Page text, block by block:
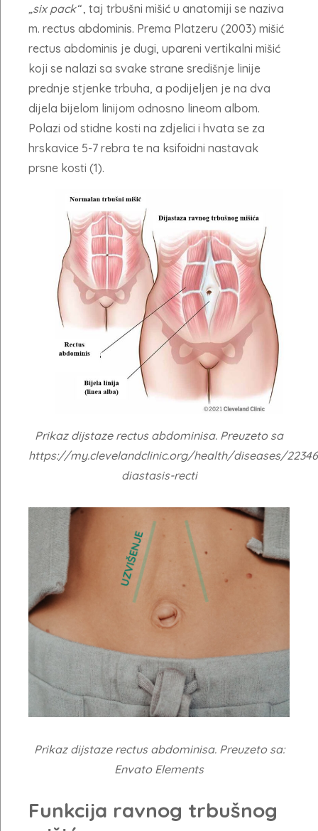
„six pack“, taj trbušni mišić u anatomiji se naziva
m. rectus abdominis. Prema Platzeru (2003) mišić
rectus abdominis je dugi, upareni vertikalni mišić
koji se nalazi sa svake strane središnje linije
prednje stjenke trbuha, a podijeljen je na dva
dijela bijelom linijom odnosno lineom albom.
Polazi od stidne kosti na zdjelici i hvata se za
hrskavice 5-7 rebra te na ksifoidni nastavak
prsne kosti (1).
Prikaz dijstaze rectus abdominisa. Preuzeto sa
https://my.clevelandclinic.org/health/diseases/
diastasis-recti
Prikaz dijstaze rectus abdominisa. Preuzeto sa:
Envato Elements
Funkcija ravnog trbušnog